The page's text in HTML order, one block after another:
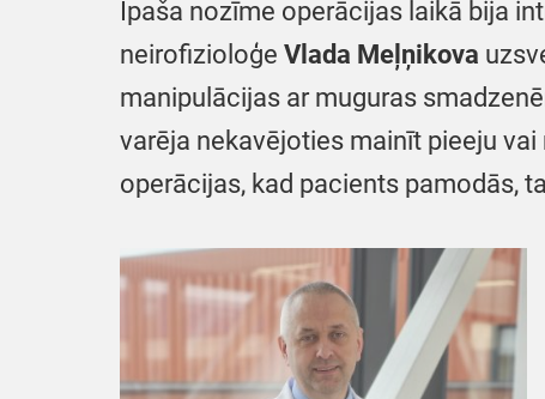
Īpaša nozīme operācijas laikā bija
neirofizioloģe Vlada Meļņikova
manipulācijas ar muguras
varēja nekavējoties mainīt pieeju
operācijas, kad pacients pamodās,